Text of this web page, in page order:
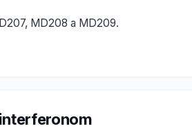
MD208 a MD209.